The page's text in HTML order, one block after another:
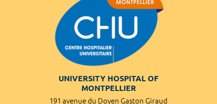
UNIVERSITY HOSPITAL OF
MONTPELLIER
191 avenue du Doyen Gaston Giraud